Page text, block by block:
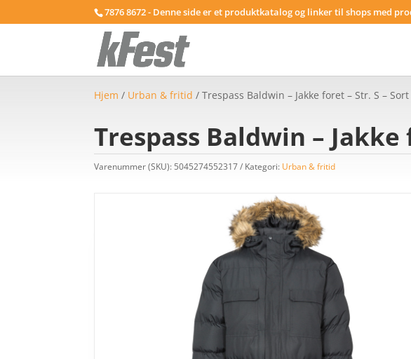
7876 8672 - Denne side er et produktkatalog og linker til shops med
Hjem / Urban & fritid / Trespass Baldwin – Jakke foret – Str. S – Sort
Trespass Baldwin – Jakke
Varenummer (SKU): 5045274552317 Kategori: Urban & fritid